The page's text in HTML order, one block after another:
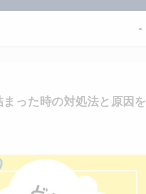
った時の対処法と原因を